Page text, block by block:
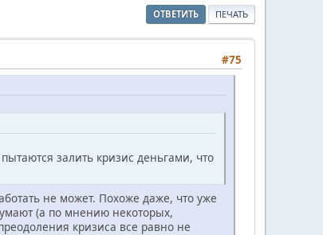
ОТВЕТИТЬ ПЕЧАТЬ
#75
залить кризис деньгами, что
не может. Похоже даже, что уже
(а по мнению некоторых,
кризиса все равно не